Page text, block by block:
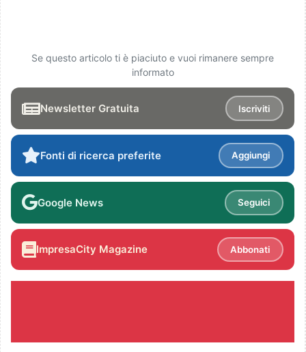
Se questo articolo ti è piaciuto e vuoi rimanere sempre
informato
Newsletter Gratuita Iscriviti
Fonti di ricerca preferite Aggiungi
Google News Seguici
ImpresaCity Magazine Abbonati